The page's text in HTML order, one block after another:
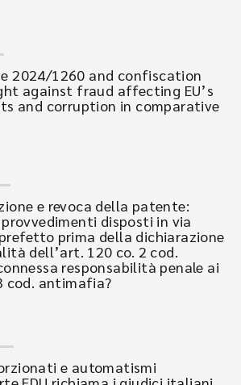
2024/1260 and confiscation
against fraud affecting EU’s
and corruption in comparative
e revoca della patente:
disposti in via
prima della dichiarazione
dell’art. 120 co. 2 cod.
responsabilità penale ai
cod. antimafia?
e automatismi